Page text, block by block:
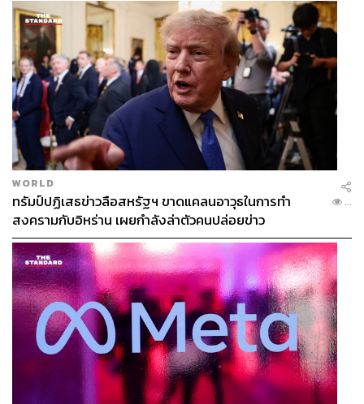
WORLD
ทรัมป์ปฏิเสธข่าวลือสหรัฐฯ ขาดแคลนอาวุธในการทำ
สงครามกับอิหร่าน เผยกำลังล่าตัวคนปล่อยข่าว
...